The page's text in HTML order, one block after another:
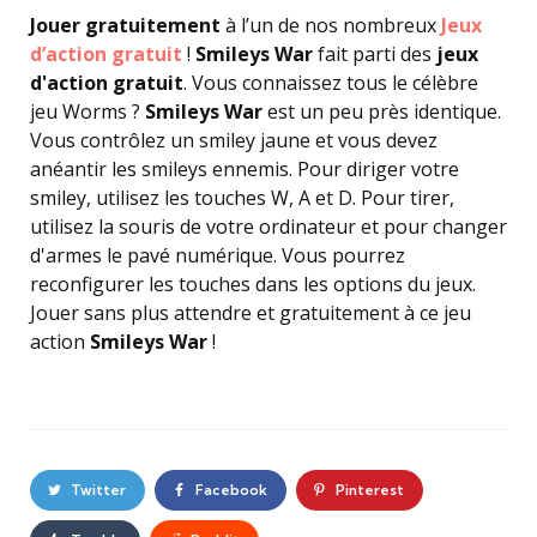
Jouer gratuitement à l’un de nos nombreux Jeux
d’action gratuit ! Smileys Warfait parti des jeux
d'action gratuit. Vous connaissez tous le célèbre
jeu Worms ? Smileys Warest un peu près identique.
Vous contrôlez un smiley jaune et vous devez
anéantir les smileys ennemis. Pour diriger votre
smiley, utilisez les touches W, A et D. Pour tirer,
utilisez la souris de votre ordinateur et pour changer
d'armes le pavé numérique. Vous pourrez
reconfigurer les touches dans les options du jeux.
Jouer sans plus attendre et gratuitement à ce jeu
action Smileys War!
Twitter Facebook Pinterest